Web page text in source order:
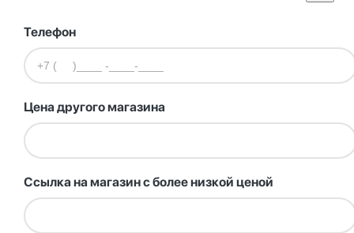
Телефон
Цена другого магазина
Ссылка на магазин с более низкой ценой